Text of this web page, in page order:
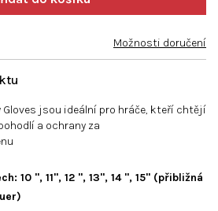
Možnosti doručení
Gloves jsou ideální pro hráče, kteří chtějí
a ochrany za
10 ", 11", 12 ", 13", 14 ", 15" (přibližná